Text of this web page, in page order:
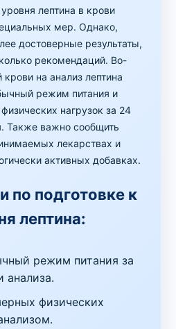
лептина в крови
мер. Однако,
достоверные результаты,
рекомендаций. Во-
на анализ лептина
режим питания и
нагрузок за 24
Также важно сообщить
лекарствах и
активных добавках.
по подготовке к
лептина:
режим питания за
анализа.
физических